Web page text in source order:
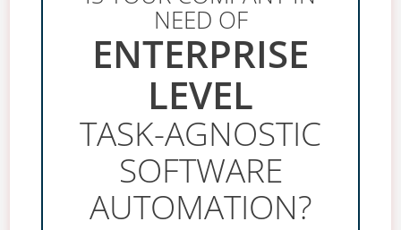
NEED OF
ENTERPRISE
LEVEL
TASK-AGNOSTIC
SOFTWARE
AUTOMATION?